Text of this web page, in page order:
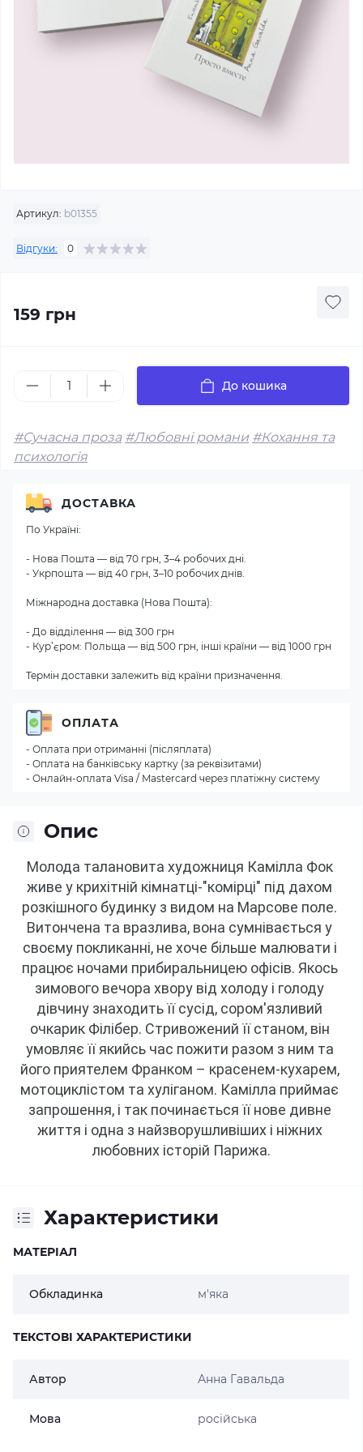
Артикул: b01355
Відгуки: 0
159 грн
До кошика
#Сучасна проза #Любовні романи #Кохання та
психологія
Опис
Молода талановита художниця Камілла Фок
живе у крихітній кімнатці-"комірці" під дахом
розкішного будинку з видом на Марсове поле.
Витончена та вразлива, вона сумнівається у
своєму покликанні, не хоче більше малювати і
працює ночами прибиральницею офісів. Якось
зимового вечора хвору від холоду і голоду
дівчину знаходить її сусід, сором'язливий
очкарик Філібер. Стривожений її станом, він
умовляє її якийсь час пожити разом з ним та
його приятелем Франком – красенем-кухарем,
мотоциклістом та хуліганом. Камілла приймає
запрошення, і так починається її нове дивне
життя і одна з найзворушливіших і ніжних
любовних історій Парижа.
Характеристики
МАТЕРІАЛ
Обкладинка м'яка
ТЕКСТОВІ ХАРАКТЕРИСТИКИ
Автор Анна Гавальда
Мова російська
ДОСТАВКА
По Україні:
- Нова Пошта — від 70 грн, 3–4 робочих дні.
- Укрпошта — від 40 грн, 3–10 робочих днів.
Міжнародна доставка (Нова Пошта):
- До відділення — від 300 грн
- Кур’єром: Польща — від 500 грн, інші країни — від 1000 грн
Термін доставки залежить від країни призначення.
ОПЛАТА
- Оплата при отриманні (післяплата)
- Оплата на банківську картку (за реквізитами)
- Онлайн-оплата Visa / Mastercard через платіжну систему